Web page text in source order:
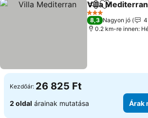
Megosztás
Hozzáadás
Villa Mediterran
3 Kategória
8,3 Nagyon jó
0.2 km-re innen:
Kezdőár: 26 825 Ft
2 oldal árainak mutatása Árak